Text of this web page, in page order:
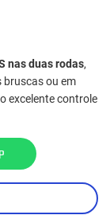
nas duas rodas,
bruscas ou em
excelente controle